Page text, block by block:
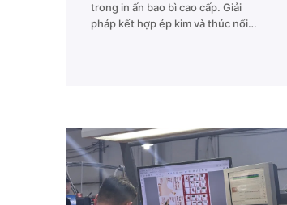
trong in ấn bao bì cao cấp. Giải
pháp kết hợp ép kim và thúc nổi